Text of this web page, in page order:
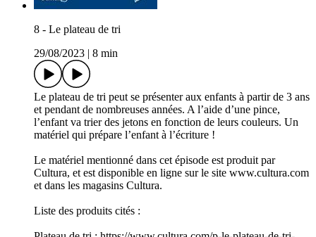
8 - Le plateau de tri
29/08/2023
8 min
Le plateau de tri peut se présenter aux enfants à partir de 3 ans
et pendant de nombreuses années. A l’aide d’une pince,
l’enfant va trier des jetons en fonction de leurs couleurs. Un
matériel qui prépare l’enfant à l’écriture !
Le matériel mentionné dans cet épisode est produit par
Cultura, et est disponible en ligne sur le site www.cultura.com
et dans les magasins Cultura.
Liste des produits cités :